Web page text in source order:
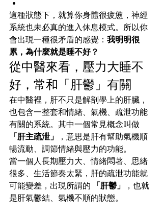
這種狀態下，就算你身體很疲憊，神經
系統也未必真的進入休息模式。所以你
會出現一種很矛盾的感覺： 我明明很
累，為什麼就是睡不好？
從中醫來看，壓力大睡不
好，常和「肝鬱」有關
在中醫裡，肝不只是解剖學上的肝臟，
也包含一整套和情緒、氣機、疏泄功能
有關的系統。其中一個常見概念叫做
「肝主疏泄」
，意思是肝有幫助氣機順
暢流動、調節情緒與壓力的功能。
當一個人長期壓力大、情緒悶著、思緒
很多、生活節奏太緊，肝的疏泄功能就
可能變差，出現所謂的
「肝鬱」
，也就
是肝氣鬱結、氣機不順的狀態。